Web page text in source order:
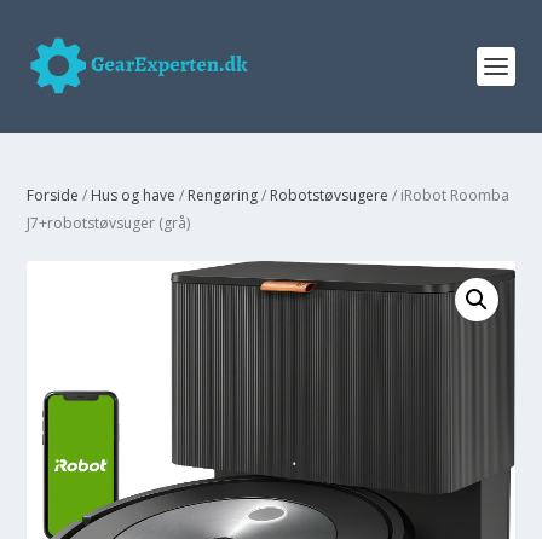
Forside / Hus og have / Rengøring/ Robotstøvsugere / iRobot Roomba
J7+robotstøvsuger (grå)